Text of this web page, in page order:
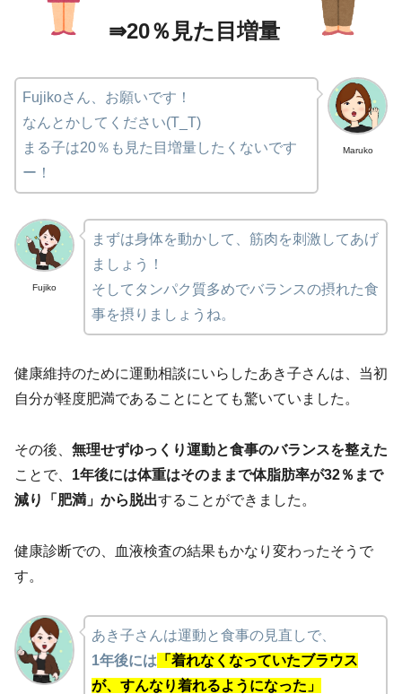
⇛20％見た目増量
Maruko
Fujikoさん、お願いです！
なんとかしてください(T_T)
まる子は20％も見た目増量したくないです
ー！
Fujiko
まずは身体を動かして、筋肉を刺激してあげ
ましょう！
そしてタンパク質多めでバランスの摂れた食
事を摂りましょうね。
健康維持のために運動相談にいらしたあき子さんは、当初
自分が軽度肥満であることにとても驚いていました。
その後、 無理せずゆっくり運動と食事のバランスを整えた
ことで、 1年後には体重はそのままで体脂肪率が32％まで
減り「肥満」から脱出することができました。
健康診断での、血液検査の結果もかなり変わったそうで
す。
あき子さんは運動と食事の見直しで、
1年後には 「着れなくなっていたブラウス
が、すんなり着れるようになった」